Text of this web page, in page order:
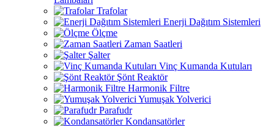
Trafolar
Enerji Dağıtım Sistemleri
Ölçme
Zaman Saatleri
Şalter
Vinç Kumanda Kutuları
Şönt Reaktör
Harmonik Filtre
Yumuşak Yolverici
Parafudr
Kondansatörler